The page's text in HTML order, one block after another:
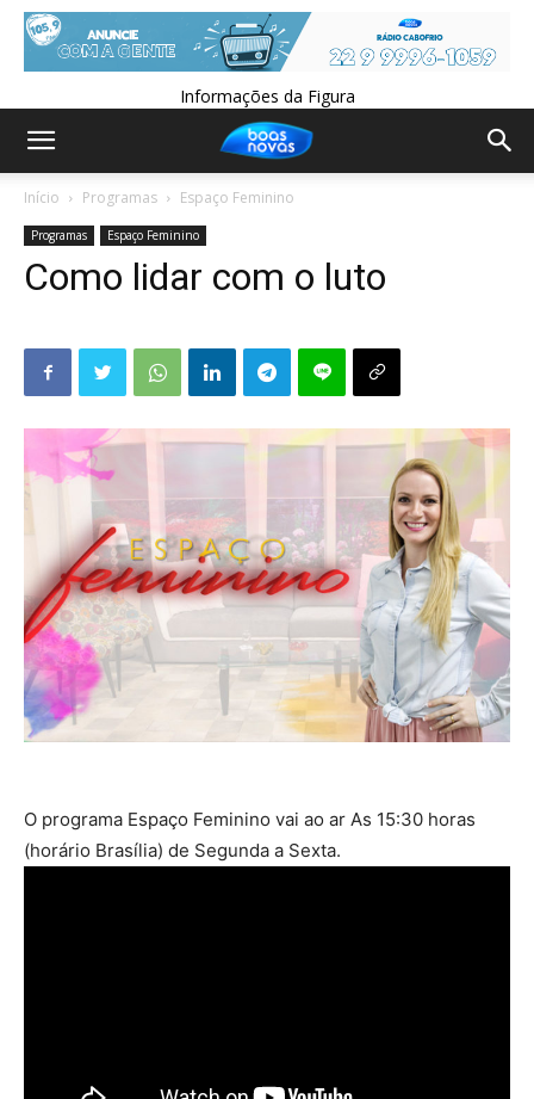
Informações da Figura
Início Programas Espaço Feminino
Programas Espaço Feminino
Como lidar com o luto
O programa Espaço Feminino vai ao ar As 15:30 horas
(horário Brasília) de Segunda a Sexta.